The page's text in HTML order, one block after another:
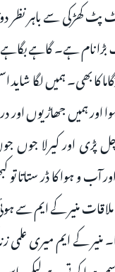
کھڑکی سے باہر نظر
بڑا نام ہے۔ گاہے
بھی۔ ہمیں لگا شاید
اور ہمیں جھاڑیوں
اور کیرلا جوں
آب و ہوا کا ڈر ستاتا
منیر کے ایم
منیر کے ایم میری